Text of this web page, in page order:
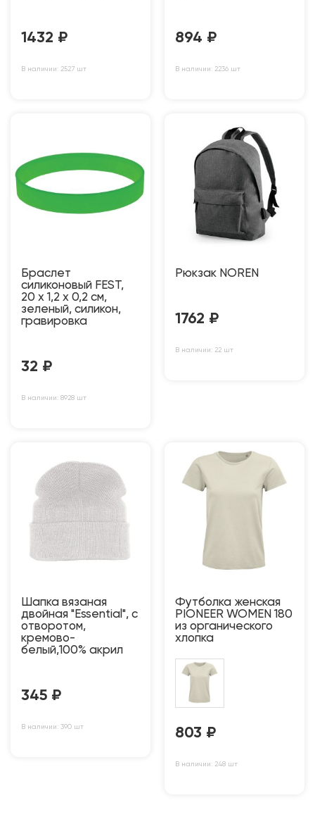
1432 ₽
В наличии: 2527 шт
894 ₽
В наличии: 2236 шт
Браслет
силиконовый FEST,
20 x 1,2 x 0,2 см,
зеленый, силикон,
гравировка
32 ₽
В наличии: 8928 шт
Рюкзак NOREN
1762 ₽
В наличии: 22 шт
Шапка вязаная
двойная "Essential", с
отворотом,
кремово-
белый,100% акрил
345 ₽
В наличии: 390 шт
Футболка женская
PIONEER WOMEN 180
из органического
хлопка
803 ₽
В наличии: 248 шт